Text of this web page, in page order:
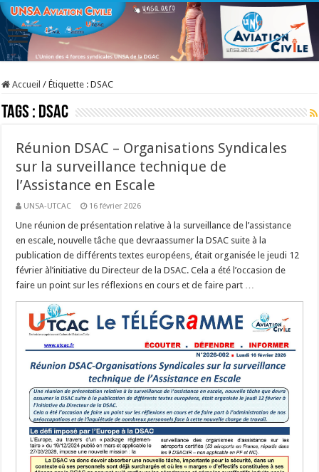
Accueil / Étiquette :DSAC
Tags : DSAC
Réunion DSAC – Organisations Syndicales
sur la surveillance technique de
l’Assistance en Escale
UNSA-UTCAC 16 février 2026
Une réunion de présentation relative à la surveillance de l’assistance
en escale, nouvelle tâche que devraassumer la DSAC suite à la
publication de différents textes européens, était organisée le jeudi 12
février àl’initiative du Directeur de la DSAC. Cela a été l’occasion de
faire un point sur les réflexions en cours et de faire part …